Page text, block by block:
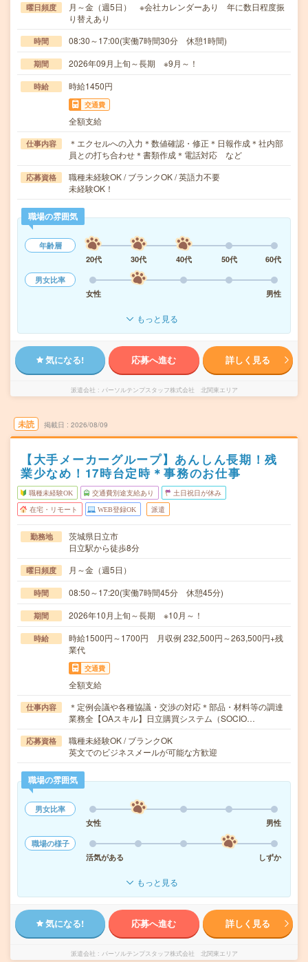
曜日頻度
月～金（週5日） ※会社カレンダーあり 年に数日程度振
り替えあり
時間 08:30～17:00(実働7時間30分 休憩1時間)
期間 2026年09月上旬～長期 ※9月～！
時給 時給1450円
交通費
全額支給
仕事内容
＊エクセルへの入力＊数値確認・修正＊日報作成＊社内部
員との打ち合わせ＊書類作成＊電話対応 など
応募資格
職種未経験OK / ブランクOK / 英語力不要
未経験OK！
職場の雰囲気
年齢層
20代
30代 40代 50代
60代
男女比率
女性
男性
もっと見る
気になる! 応募へ進む 詳しく見る
派遣会社 パーソルテンプスタッフ株式会社 北関東エリア
未読 掲載日 2026/08/09
【大手メーカーグループ】あんしん長期！残
業少なめ！17時台定時＊事務のお仕事
職種未経験OK 交通費別途支給あり 土日祝日が休み
在宅・リモート WEB登録OK 派遣
勤務地
茨城県日立市
日立駅から徒歩8分
曜日頻度 月～金（週5日）
時間 08:50～17:20(実働7時間45分 休憩45分)
期間 2026年10月上旬～長期 ※10月～！
時給
時給1500円～1700円 月収例 232,500円～263,500円+残
業代
交通費
全額支給
仕事内容
＊定例会議や各種協議・交渉の対応＊部品・材料等の調達
業務全【OAスキル】日立購買システム（SOCIO…
応募資格
職種未経験OK / ブランクOK
英文でのビジネスメールが可能な方歓迎
職場の雰囲気
男女比率
女性
男性
職場の様子
活気がある
しずか
もっと見る
気になる! 応募へ進む 詳しく見る
派遣会社 パーソルテンプスタッフ株式会社 北関東エリア